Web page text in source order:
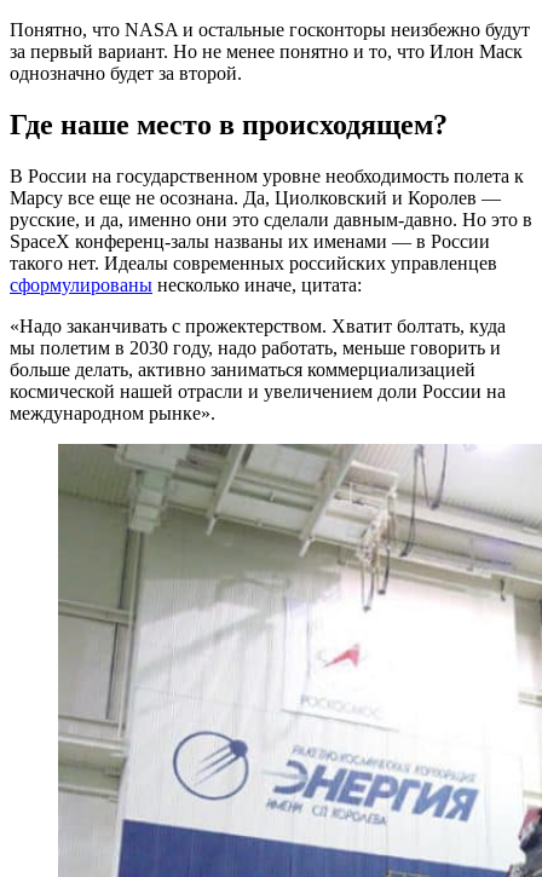
Понятно, что NASA и остальные госконторы неизбежно будут
за первый вариант. Но не менее понятно и то, что Илон Маск
однозначно будет за второй.
Где наше место в происходящем?
В России на государственном уровне необходимость полета к
Марсу все еще не осознана. Да, Циолковский и Королев —
русские, и да, именно они это сделали давным-давно. Но это в
SpaceX конференц-залы названы их именами — в России
такого нет. Идеалы современных российских управленцев
сформулированы несколько иначе, цитата:
«Надо заканчивать с прожектерством. Хватит болтать, куда
мы полетим в 2030 году, надо работать, меньше говорить и
больше делать, активно заниматься коммерциализацией
космической нашей отрасли и увеличением доли России на
международном рынке».